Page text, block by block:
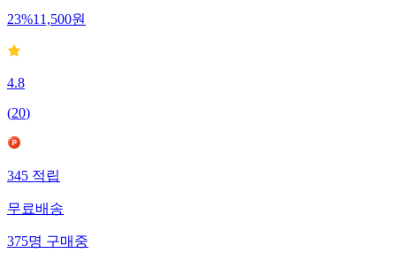
23%11,500원
4.8
(20)
345적립
무료배송
375명구매중